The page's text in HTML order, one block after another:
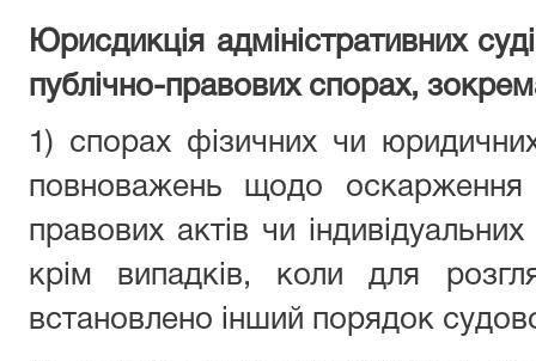
Юрисдикція адміністративних
публічно-правових спорах,
1) спорах фізичних чи
повноважень щодо оскарження
правових актів чи індивідуальних
крім випадків, коли для
встановлено інший порядок